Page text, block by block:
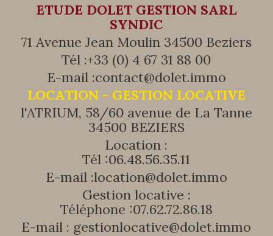
ETUDE DOLET GESTION SARL
SYNDIC
71 Avenue Jean Moulin 34500 Beziers
Tél :+33 (0) 4 67 31 88 00
E-mail :contact@dolet.immo
LOCATION - GESTION LOCATIVE
l'ATRIUM, 58/60 avenue de La Tanne
34500 BEZIERS
Location :
Tél :06.48.56.35.11
E-mail :location@dolet.immo
Gestion locative :
Téléphone :07.62.72.86.18
E-mail : gestionlocative@dolet.immo